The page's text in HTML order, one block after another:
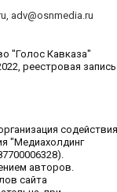
, adv@osnmedia.ru
"Голос Кавказа"
реестровая запись
содействия
"Медиахолдинг
авторов.
сайта